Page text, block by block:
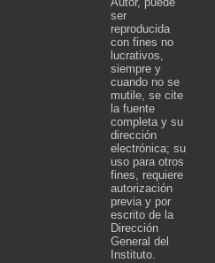
ser
reproducida
con fines no
lucrativos,
siempre y
cuando no se
mutile, se cite
la fuente
completa y su
dirección
electrónica; su
uso para otros
fines, requiere
autorización
previa y por
escrito de la
Dirección
General del
Instituto.